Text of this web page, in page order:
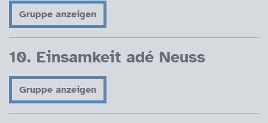
Gruppe anzeigen
10. Einsamkeit adé Neuss
Gruppe anzeigen